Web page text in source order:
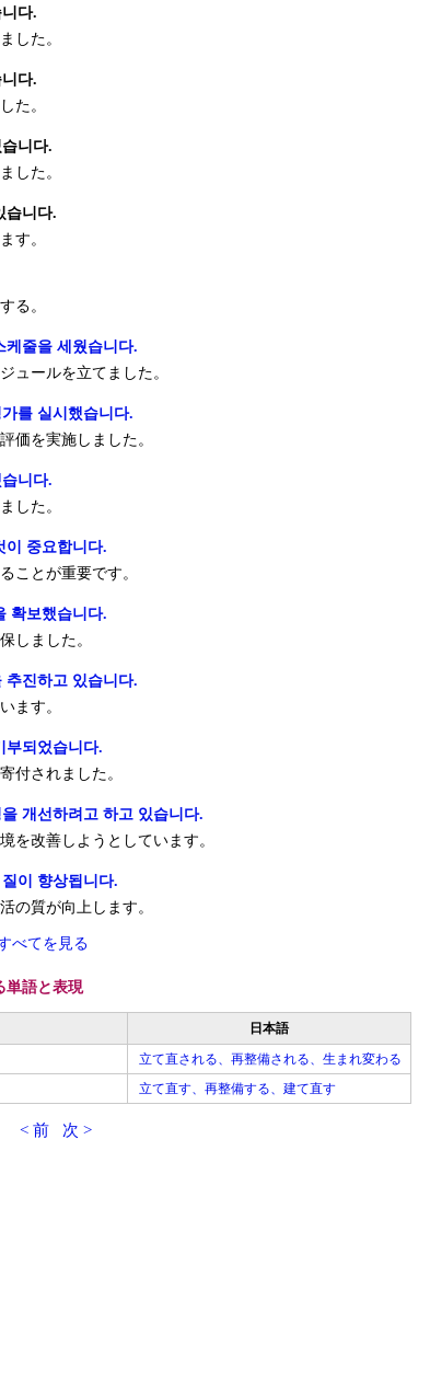
다.
した。
다.
た。
니다.
した。
습니다.
す。
る。
케줄을 세웠습니다.
ュールを立てました。
를 실시했습니다.
価を実施しました。
니다.
した。
이 중요합니다.
ことが重要です。
확보했습니다.
しました。
추진하고 있습니다.
ます。
부되었습니다.
付されました。
개선하려고 하고 있습니다.
を改善しようとしています。
이 향상됩니다.
の質が向上します。
べてを見る
単語と表現
日本語
立て直される、再整備される、生まれ変わる
立て直す、再整備する、建て直す
< 前 次 >